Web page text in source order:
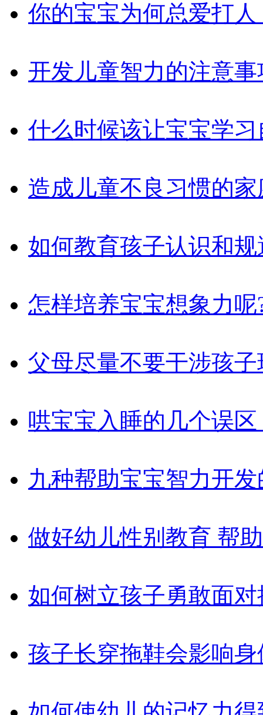
你的宝宝为何总爱打人
开发儿童智力的注意事
什么时候该让宝宝学
造成儿童不良习惯的
如何教育孩子认识和
怎样培养宝宝想象力呢
父母尽量不要干涉孩子
哄宝宝入睡的几个误
九种帮助宝宝智力开
做好幼儿性别教育 帮
如何树立孩子勇敢面
孩子长穿拖鞋会影响